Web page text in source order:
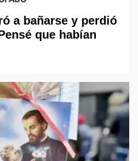
a bañarse y perdió
que habían